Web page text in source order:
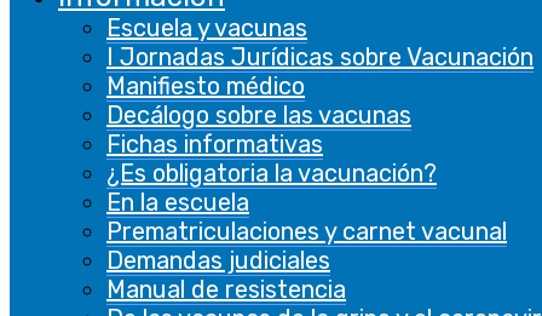
Escuela y vacunas
I Jornadas Jurídicas sobre Vacunación
Manifiesto médico
Decálogo sobre las vacunas
Fichas informativas
¿Es obligatoria la vacunación?
En la escuela
Prematriculaciones y carnet vacunal
Demandas judiciales
Manual de resistencia
comprender y analizar los índices de
rendimiento clave del sitio web, lo que ayuda a
brindar una mejor experiencia de usuario a los
visitantes.
Analíticas
Analíticas
Las cookies analíticas se utilizan para
comprender cómo los visitantes interactúan
con el sitio web. Estas cookies ayudan a